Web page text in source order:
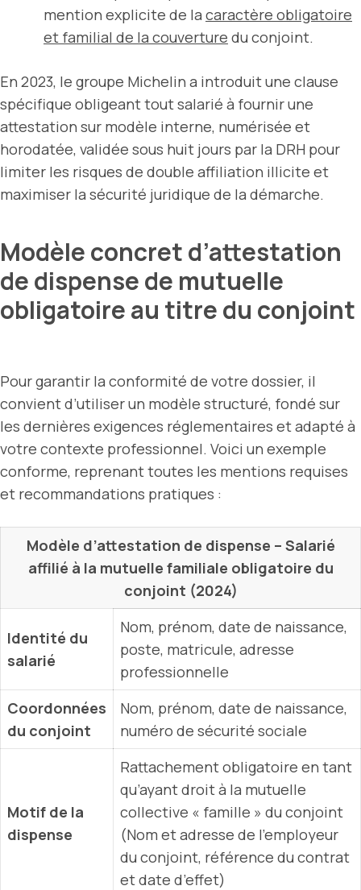
mention explicite de la caractère obligatoire
et familial de la couverture du conjoint.
En 2023, le groupe Michelin a introduit une clause
spécifique obligeant tout salarié à fournir une
attestation sur modèle interne, numérisée et
horodatée, validée sous huit jours par la DRH pour
limiter les risques de double affiliation illicite et
maximiser la sécurité juridique de la démarche.
Modèle concret d’attestation
de dispense de mutuelle
obligatoire au titre du conjoint
Pour garantir la conformité de votre dossier, il
convient d’utiliser un modèle structuré, fondé sur
les dernières exigences réglementaires et adapté à
votre contexte professionnel. Voici un exemple
conforme, reprenant toutes les mentions requises
et recommandations pratiques :
Modèle d’attestation de dispense – Salarié
affilié à la mutuelle familiale obligatoire du
conjoint (2024)
Identité du
salarié
Nom, prénom, date de naissance,
poste, matricule, adresse
professionnelle
Coordonnées
du conjoint
Nom, prénom, date de naissance,
numéro de sécurité sociale
Motif de la
dispense
Rattachement obligatoire en tant
qu’ayant droit à la mutuelle
collective « famille » du conjoint
(Nom et adresse de l’employeur
du conjoint, référence du contrat
et date d’effet)